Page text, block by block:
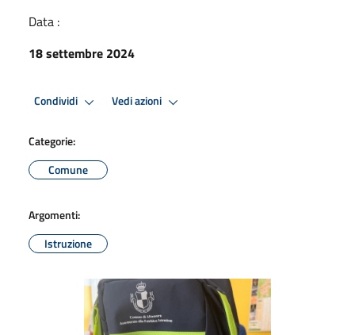
Data :
18 settembre 2024
Condividi Vedi azioni
Categorie:
Comune
Argomenti:
Istruzione